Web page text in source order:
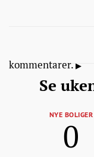
kommentarer.
Se
NYE BOLIGER
0